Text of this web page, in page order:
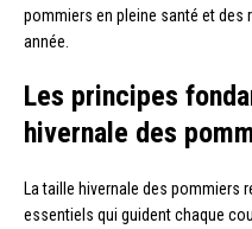
pommiers en pleine santé et des
année.
Les principes
hivernale des
La taille hivernale des pommiers
essentiels qui guident chaque